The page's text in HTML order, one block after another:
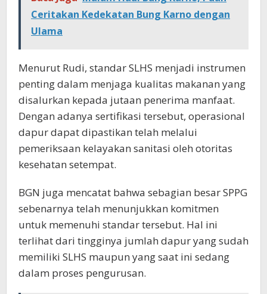
Ceritakan Kedekatan Bung Karno dengan
Ulama
Menurut Rudi, standar SLHS menjadi instrumen
penting dalam menjaga kualitas makanan yang
disalurkan kepada jutaan penerima manfaat.
Dengan adanya sertifikasi tersebut, operasional
dapur dapat dipastikan telah melalui
pemeriksaan kelayakan sanitasi oleh otoritas
kesehatan setempat.
BGN juga mencatat bahwa sebagian besar SPPG
sebenarnya telah menunjukkan komitmen
untuk memenuhi standar tersebut. Hal ini
terlihat dari tingginya jumlah dapur yang sudah
memiliki SLHS maupun yang saat ini sedang
dalam proses pengurusan.